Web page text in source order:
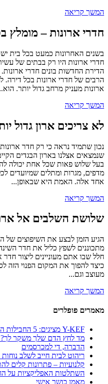
המשך קריאה
חדרי ארונות – מומלץ
בשנים האחרונות כמעט בכל בית
חדרי ארונות היו רק בבתים של
הדירת החדשות בונים חדרי
הרבים של חדרי ארונות בכל דירה.
ארונות מעניק מרחב גדול יותר.
המשך קריאה
לא צריכים ארון גדול
נכון שתמיד נראה כי רק חדר
שנמצאים אצלנו בארון הבגדים
בעל שלוש פאות שכל אחת יכולה
מדפים, מגרות ומתלים שמיועדים
אחד אלה. האמת היא שבאופן...
המשך קריאה
שלושת השלבים אל
הגיע הזמן לבצע את השיפוצים של
מתכוננים לשפץ כליל את חדר
חלל שבו אתם מעוניינים ליצור
כיצד להפוך את המקום הפנוי הזה
מעוצב וגם...
המשך קריאה
מאמרים פופלרים
Y-KEF מציגים: 5 החבילות המומלצות ביותר לימי כיף וגיבוש
מד לחץ הדם שלך משקר לך?
הדברה, די למכרסמים
ריהוט לבית חייב לשלב
קלנועיות – פתרונות קלים
השתלטות האפליקציות על
מאמן כושר אישי